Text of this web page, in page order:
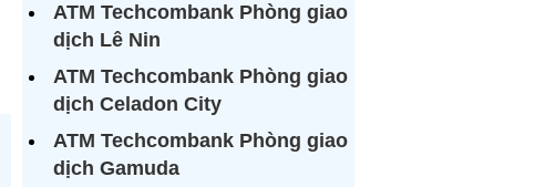
ATM Techcombank Phòng giao
dịch Lê Nin
ATM Techcombank Phòng giao
dịch Celadon City
ATM Techcombank Phòng giao
dịch Gamuda